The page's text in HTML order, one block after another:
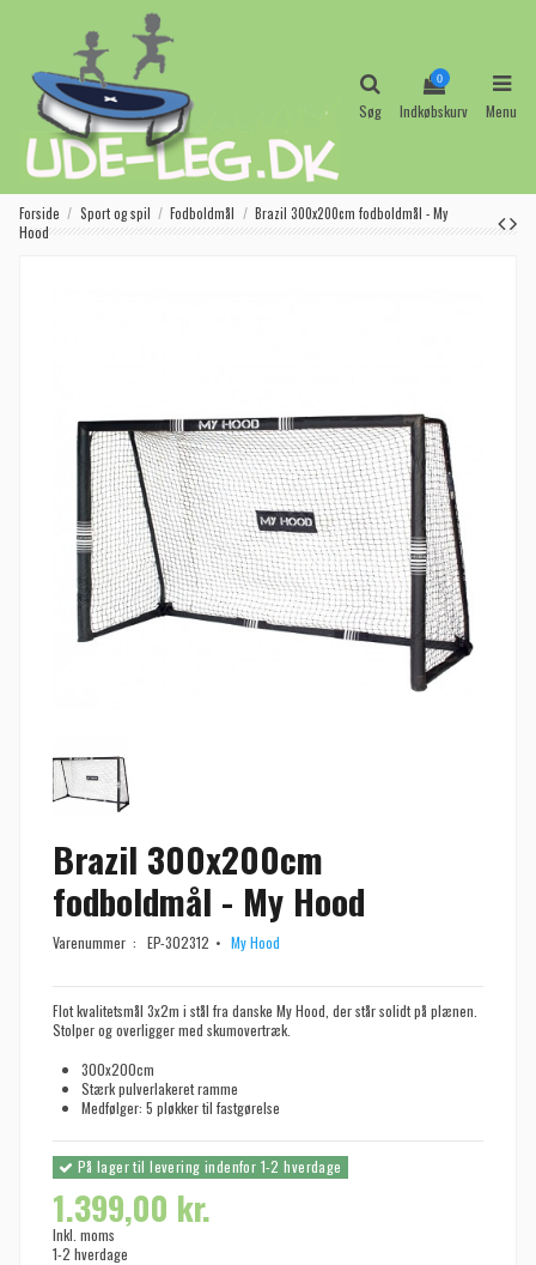
Søg
0
Indkøbskurv Menu
Forside Sport og spil Fodboldmål
Brazil 300x200cm fodboldmål - My
Hood
Brazil 300x200cm
fodboldmål - My Hood
Varenummer : EP-302312 My Hood
Flot kvalitetsmål 3x2m i stål fra danske My Hood, der står solidt på plænen.
Stolper og overligger med skumovertræk.
300x200cm
Stærk pulverlakeret ramme
Medfølger: 5 pløkker til fastgørelse
På lager til levering indenfor 1-2 hverdage
1.399,00 kr.
Inkl. moms
1-2 hverdage